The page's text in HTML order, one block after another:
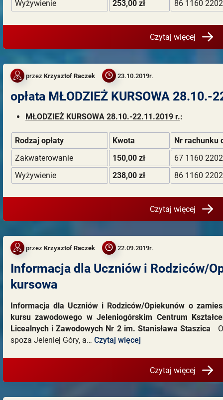
Wyżywienie
253,00 zł 86 1160
Czytaj więcej
przez Krzysztof Raczek 23.10.2019r.
opłata MŁODZIEŻ KURSOWA 28.10.-
MŁODZIEŻ KURSOWA 28.10.-22.11.2019 r.:
Rodzaj opłaty Kwota
Nr rachunku
Zakwaterowanie
150,00 zł
67 1160
Wyżywienie
238,00 zł 86 1160
Czytaj więcej
przez Krzysztof Raczek 22.09.2019r.
Informacja dla Uczniów i Rodziców/
kursowa
Informacja dla Uczniów i Rodziców/Opiekunów o
kursu zawodowego w Jeleniogórskim Centrum
Licealnych i Zawodowych Nr 2 im. Stanisława Staszica
spoza Jeleniej Góry, a… Czytaj więcej
Czytaj więcej